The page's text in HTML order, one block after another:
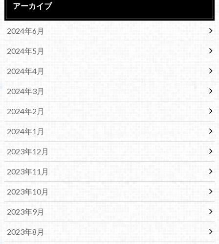
アーカイブ
2024年6月
2024年5月
2024年4月
2024年3月
2024年2月
2024年1月
2023年12月
2023年11月
2023年10月
2023年9月
2023年8月